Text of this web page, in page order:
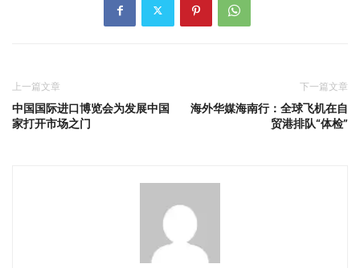
上一篇文章
中国国际进口博览会为发展中国
家打开市场之门
下一篇文章
海外华媒海南行：全球飞机在自
贸港排队“体检”